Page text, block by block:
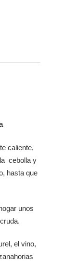
caliente,
cebolla y
hasta que
unos
el vino,